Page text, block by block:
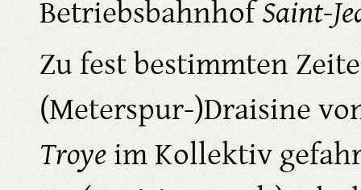
BetriebsbahnhofSaint-
Zu fest bestimmten
(Meterspur-)Draisine
Troyeim Kollektiv